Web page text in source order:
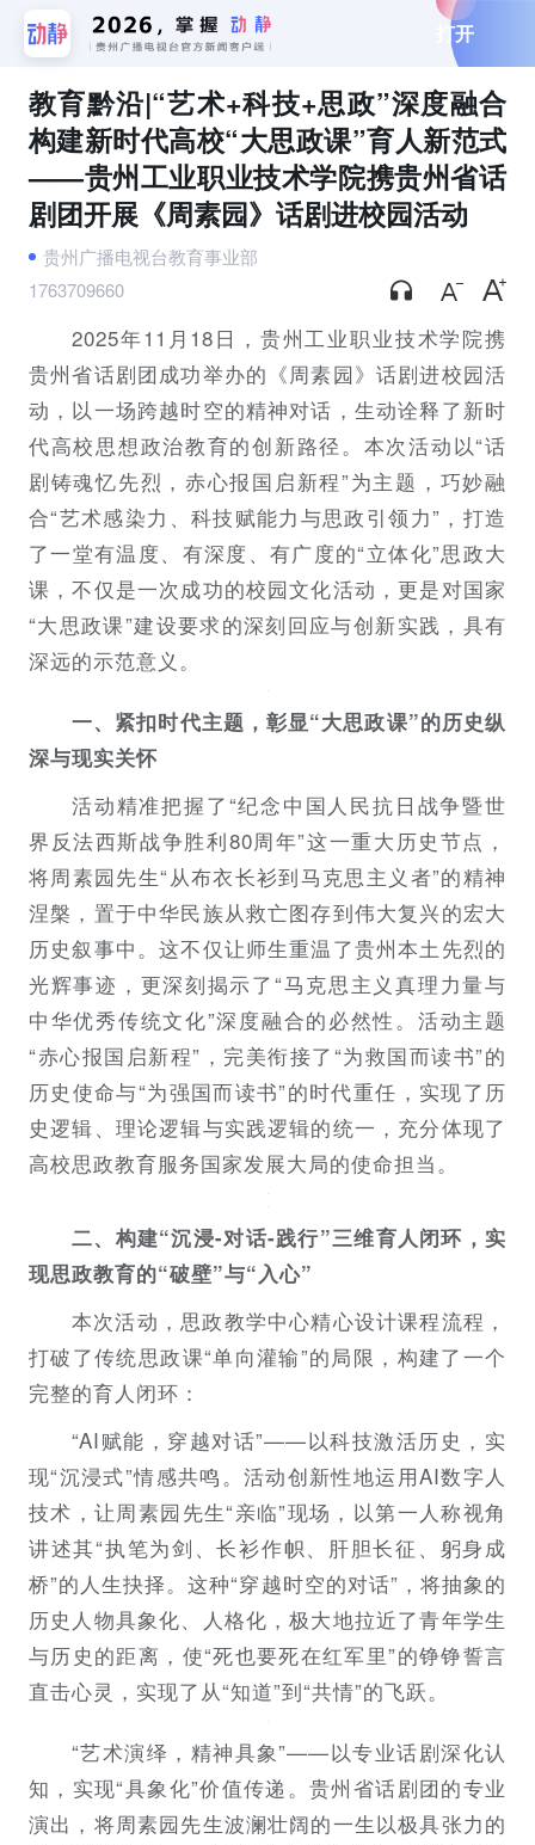
打开
教育黔沿|“艺术+科技+思政”深度融合
构建新时代高校“大思政课”育人新范式
——贵州工业职业技术学院携贵州省话
剧团开展《周素园》话剧进校园活动
贵州广播电视台教育事业部
1763709660
2025年11月18日，贵州工业职业技术学院携
贵州省话剧团成功举办的《周素园》话剧进校园活
动，以一场跨越时空的精神对话，生动诠释了新时
代高校思想政治教育的创新路径。本次活动以“话
剧铸魂忆先烈，赤心报国启新程”为主题，巧妙融
合“艺术感染力、科技赋能力与思政引领力”，打造
了一堂有温度、有深度、有广度的“立体化”思政大
课，不仅是一次成功的校园文化活动，更是对国家
“大思政课”建设要求的深刻回应与创新实践，具有
深远的示范意义。
一、紧扣时代主题，彰显“大思政课”的历史纵
深与现实关怀
活动精准把握了“纪念中国人民抗日战争暨世
界反法西斯战争胜利80周年”这一重大历史节点，
将周素园先生“从布衣长衫到马克思主义者”的精神
涅槃，置于中华民族从救亡图存到伟大复兴的宏大
历史叙事中。这不仅让师生重温了贵州本土先烈的
光辉事迹，更深刻揭示了“马克思主义真理力量与
中华优秀传统文化”深度融合的必然性。活动主题
“赤心报国启新程”，完美衔接了“为救国而读书”的
历史使命与“为强国而读书”的时代重任，实现了历
史逻辑、理论逻辑与实践逻辑的统一，充分体现了
高校思政教育服务国家发展大局的使命担当。
二、构建“沉浸-对话-践行”三维育人闭环，实
现思政教育的“破壁”与“入心”
本次活动，思政教学中心精心设计课程流程，
打破了传统思政课“单向灌输”的局限，构建了一个
完整的育人闭环：
“AI赋能，穿越对话”——以科技激活历史，实
现“沉浸式”情感共鸣。活动创新性地运用AI数字人
技术，让周素园先生“亲临”现场，以第一人称视角
讲述其“执笔为剑、长衫作帜、肝胆长征、躬身成
桥”的人生抉择。这种“穿越时空的对话”，将抽象的
历史人物具象化、人格化，极大地拉近了青年学生
与历史的距离，使“死也要死在红军里”的铮铮誓言
直击心灵，实现了从“知道”到“共情”的飞跃。
“艺术演绎，精神具象”——以专业话剧深化认
知，实现“具象化”价值传递。贵州省话剧团的专业
演出，将周素园先生波澜壮阔的一生以极具张力的